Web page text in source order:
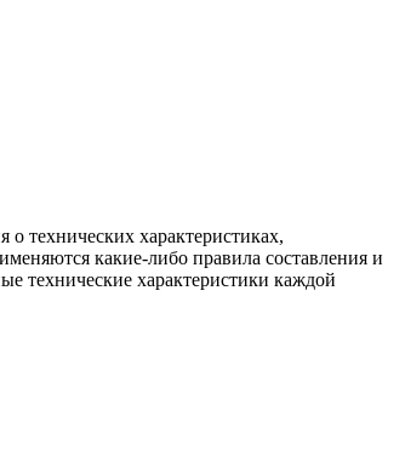
технических характеристиках,
какие-либо правила составления и
технические характеристики каждой